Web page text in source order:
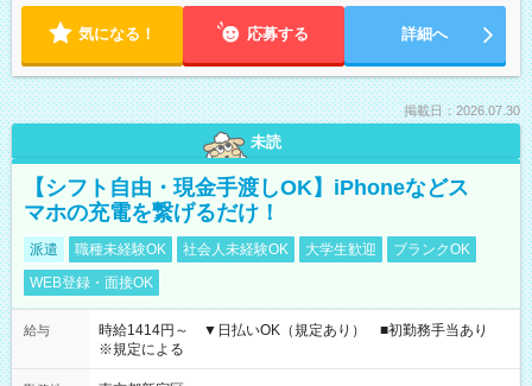
気になる！ 応募する 詳細へ
掲載日：2026.07.30
未読
【シフト自由・現金手渡しOK】iPhoneなどス
マホの充電を繋げるだけ！
派遣 職種未経験OK 社会人未経験OK 大学生歓迎
ブランクOK
WEB登録・面接OK
給与
時給1414円～ ▼日払いOK（規定あり） ■初勤務手当あり
※規定による